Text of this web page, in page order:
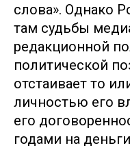
слова». Однако
там судьбы
редакционной
политической
отстаивает то
личностью его
его
годами на